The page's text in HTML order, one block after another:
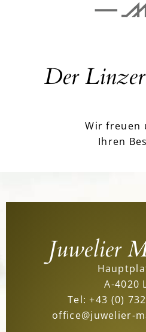
Der
Wir freuen
Ihren
Juwelier
A-4020
Tel:+43 (0)
office@juwelier-